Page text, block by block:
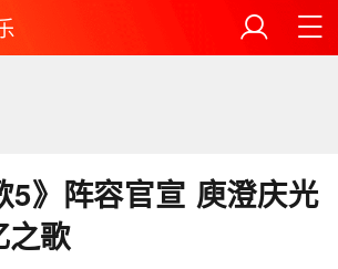
5》阵容官宣 庾澄庆光
之歌